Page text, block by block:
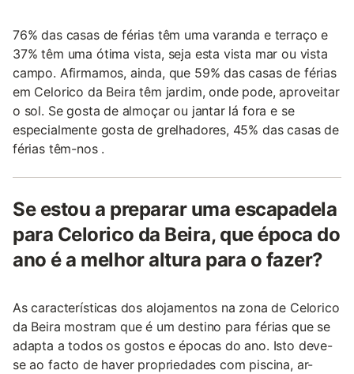
76% das casas de férias têm uma varanda e terraço e
37% têm uma ótima vista, seja esta vista mar ou vista
campo. Afirmamos, ainda, que 59% das casas de férias
em Celorico da Beira têm jardim, onde pode, aproveitar
o sol. Se gosta de almoçar ou jantar lá fora e se
especialmente gosta de grelhadores, 45% das casas de
férias têm-nos .
Se estou a preparar uma escapadela
para Celorico da Beira, que época do
ano é a melhor altura para o fazer?
As características dos alojamentos na zona de Celorico
da Beira mostram que é um destino para férias que se
adapta a todos os gostos e épocas do ano. Isto deve-
se ao facto de haver propriedades com piscina, ar-